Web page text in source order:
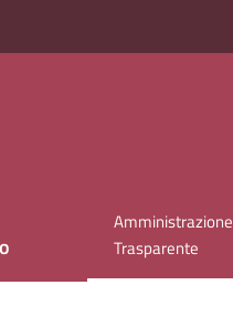
Amministrazione
Trasparente
Menu selezionato